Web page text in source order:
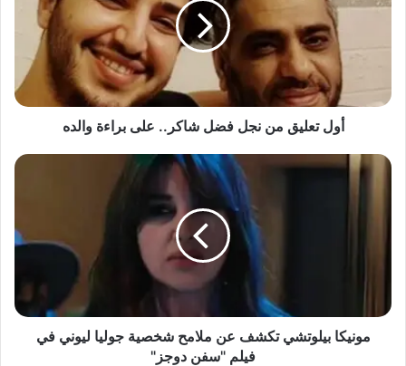
نجل
والده
أول تعليق من نجل فضل شاكر.. على براءة والده
مونيكا
في
مونيكا بيلوتشي تكشف عن ملامح شخصية جوليا ليوني في
فيلم "سفن دوجز"